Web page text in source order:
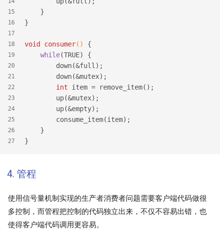
15
16
17
18
19
20
21
22
23
24
25
26
27
    }
}
void consumer()
{
while(TRUE) {
        down(&full);
        down(&mutex);
int item = remove_item();
        up(&mutex);
        up(&empty);
        consume_item(item);
    }
}
4. 管程
使用信号量机制实现的生产者消费者问题需要客户端代码做很
多控制，而管程把控制的代码独立出来，不仅不容易出错，也
使得客户端代码调用更容易。